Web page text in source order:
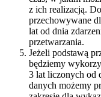
z ich realizacją.
przechowywane
lat od dnia
przetwarzania.
Jeżeli podstawą
będziemy
3 lat liczonych od
danych możemy